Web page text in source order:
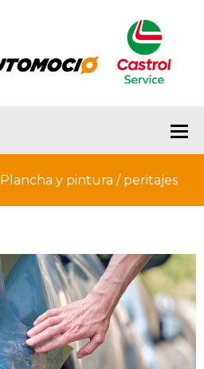
Plancha y pintura / peritajes